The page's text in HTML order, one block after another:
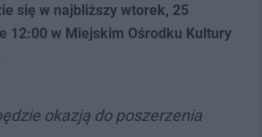
się w najbliższy wtorek, 25
12:00 w Miejskim Ośrodku Kultury
okazją do poszerzenia